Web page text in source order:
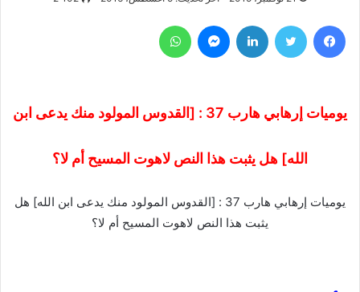
فيسبوك تويتر لينكدإن ماسنجر
يوميات إرهابي هارب 37 : [القدوس المولود منك يدعى ابن
الله] هل يثبت هذا النص لاهوت المسيح أم لا؟
يوميات إرهابي هارب 37 : [القدوس المولود منك يدعى ابن الله] هل
يثبت هذا النص لاهوت المسيح أم لا؟